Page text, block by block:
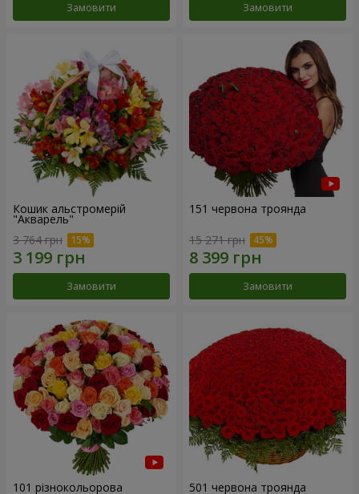
Замовити Замовити
Кошик альстромерій
"Акварель"
3 764 грн
Замовити
151 червона троянда
15 271 грн
Замовити
101 різнокольорова 501 червона троянда